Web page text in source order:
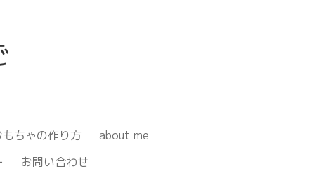
ちゃの作り方
about me
お問い合わせ